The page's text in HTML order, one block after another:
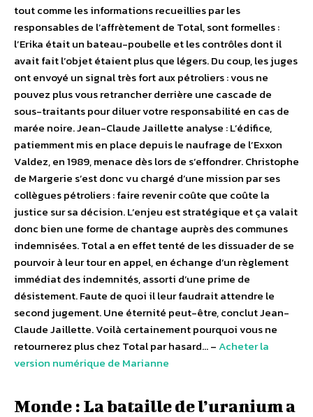
tout comme les informations recueillies par les
responsables de l’affrètement de Total, sont formelles :
l’Erika était un bateau-poubelle et les contrôles dont il
avait fait l’objet étaient plus que légers. Du coup, les juges
ont envoyé un signal très fort aux pétroliers : vous ne
pouvez plus vous retrancher derrière une cascade de
sous-traitants pour diluer votre responsabilité en cas de
marée noire. Jean-Claude Jaillette analyse : L’édifice,
patiemment mis en place depuis le naufrage de l’Exxon
Valdez, en 1989, menace dès lors de s’effondrer. Christophe
de Margerie s’est donc vu chargé d’une mission par ses
collègues pétroliers : faire revenir coûte que coûte la
justice sur sa décision. L’enjeu est stratégique et ça valait
donc bien une forme de chantage auprès des communes
indemnisées. Total a en effet tenté de les dissuader de se
pourvoir à leur tour en appel, en échange d’un règlement
immédiat des indemnités, assorti d’une prime de
désistement. Faute de quoi il leur faudrait attendre le
second jugement. Une éternité peut-être, conclut Jean-
Claude Jaillette. Voilà certainement pourquoi vous ne
retournerez plus chez Total par hasard… –Acheter la
version numérique de Marianne
Monde : La bataille de l’uranium a